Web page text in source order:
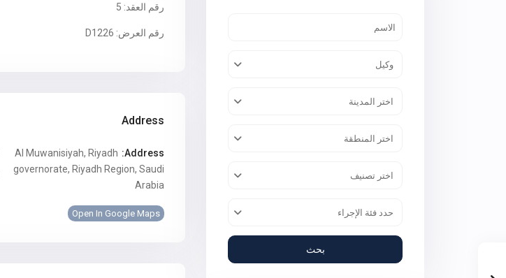
رقم العقد: 5
رقم العرض: D1226
Address
Address:
Al Muwanisiyah, Riyadh
governorate, Riyadh Region, Saudi
Arabia
Open In Google Maps
وكيل
اختر المدينة
اختر المنطقة
اختر تصنيف
حدد فئة الإجراء
بحث